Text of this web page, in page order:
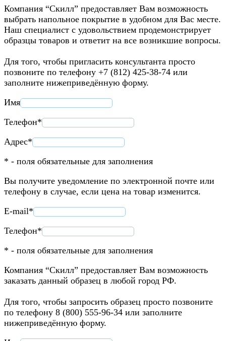
Компания “Скилл” предоставляет Вам возможность
выбрать напольное покрытие в удобном для Вас месте.
Наш специалист с удовольствием продемонстрирует
образцы товаров и ответит на все возникшие вопросы.
Для того, чтобы пригласить консультанта просто
позвоните по телефону +7 (812) 425-38-74 или
заполните нижеприведённую форму.
Имя
Телефон*
Адрес*
* - поля обязательные для заполнения
Вы получите уведомление по электронной почте или
телефону в случае, если цена на товар изменится.
E-mail*
Телефон*
* - поля обязательные для заполнения
Компания “Скилл” предоставляет Вам возможность
заказать данный образец в любой город РФ.
Для того, чтобы запросить образец просто позвоните
по телефону 8 (800) 555-96-34 или заполните
нижеприведённую форму.